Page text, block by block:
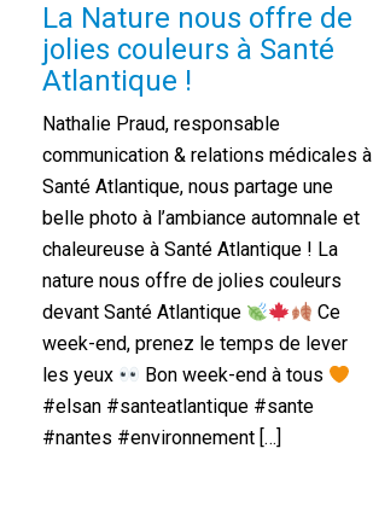
La Nature nous offre de
jolies couleurs à Santé
Atlantique !
Nathalie Praud, responsable
communication & relations médicales à
Santé Atlantique, nous partage une
belle photo à l’ambiance automnale et
chaleureuse à Santé Atlantique ! La
nature nous offre de jolies couleurs
devant Santé Atlantique
Ce
week-end, prenez le temps de lever
les yeux
Bon week-end à tous
#elsan #santeatlantique #sante
#nantes #environnement […]